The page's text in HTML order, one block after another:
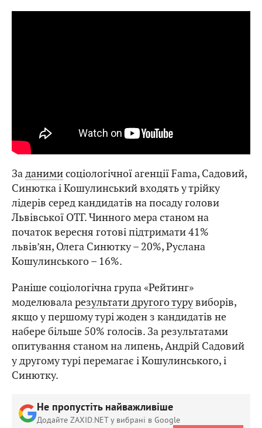
Заданимисоціологічної агенції Fama, Садовий,
Синютка і Кошулинський входять у трійку
лідерів серед кандидатів на посаду голови
Львівської ОТГ. Чинного мера станом на
початок вересня готові підтримати 41%
львів’ян, Олега Синютку – 20%, Руслана
Кошулинського – 16%.
Раніше соціологічна група «Рейтинг»
моделюваларезультати другого турувиборів,
якщо у першому турі жоден з кандидатів не
набере більше 50% голосів. За результатами
опитування станом на липень, Андрій Садовий
у другому турі перемагає і Кошулинського, і
Синютку.
Не пропустіть найважливіше
Додайте ZAXID.NET у вибрані в Google